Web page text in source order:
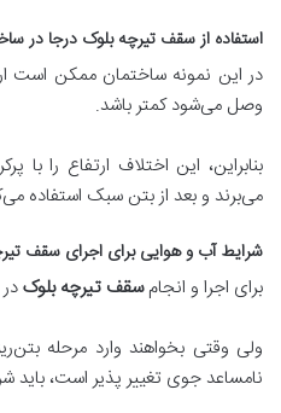
استفاده از سقف تیرچه بلوک درجا در
در این نمونه ساختمان ممکن است
وصل می‌شود کمتر باشد.
می‌برند و بعد از بتن سبک استفاده
شرایط آب و هوایی برای اجرای سقف
برای اجرا و انجامسقف تیرچه بلوک
ولی وقتی بخواهند وارد مرحله
نامساعد جوی تغییر پذیر است، باید